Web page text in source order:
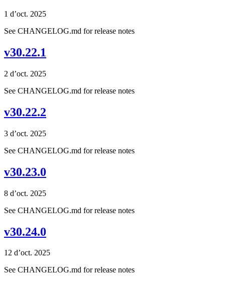
1 d’oct. 2025
See CHANGELOG.md for release notes
v30.22.1
2 d’oct. 2025
See CHANGELOG.md for release notes
v30.22.2
3 d’oct. 2025
See CHANGELOG.md for release notes
v30.23.0
8 d’oct. 2025
See CHANGELOG.md for release notes
v30.24.0
12 d’oct. 2025
See CHANGELOG.md for release notes